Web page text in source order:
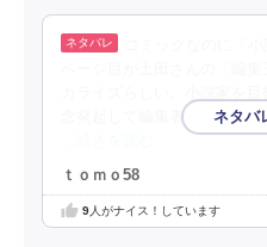
念発起して編集者となった
ｔｏｍｏ58
9人がナイス！しています